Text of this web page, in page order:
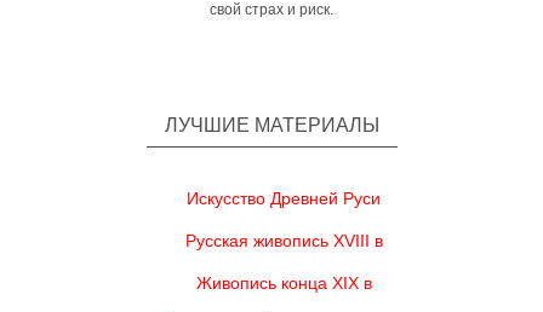
свой страх и риск.
ЛУЧШИЕ МАТЕРИАЛЫ
Искусство Древней Руси
Русская живопись XVIII в
Живопись конца XIX в